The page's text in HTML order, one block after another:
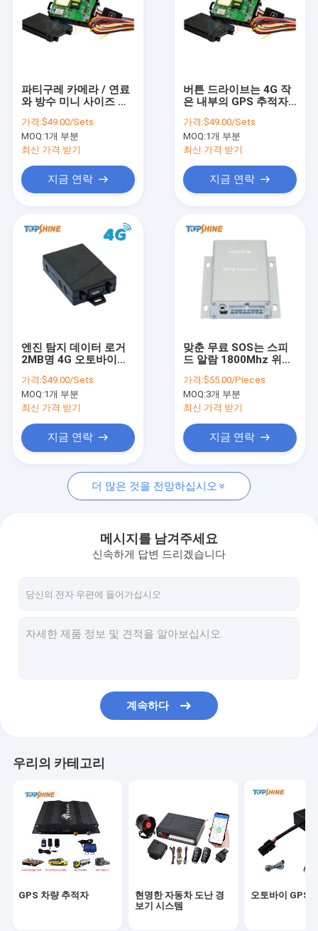
비디오
우리 에 관한 것
저희와 연락
뉴스
인용 을 요청 하십시오
현명한 자동차 도난 경보기 시스템
오토바이 GPS 추적자
GPS 추적자 부속물
GPS 차량 추적
GPS 자동차 추적
에아이크 GPS 추적자
전기 자전거 제어기
파티구레 카메라 / 연료
와 방수 미니 사이즈 차
추적자 4G명
가격:$49.00/Sets
MOQ:1개 부분
최신 가격 받기
지금 연락
버튼 드라이브는 4G 작
은 내부의 GPS 추적자
합니다
가격:$49.00/Sets
MOQ:1개 부분
최신 가격 받기
지금 연락
엔진 탐지 데이터 로거
2MB명 4G 오토바이
가격:$49.00/Sets
MOQ:1개 부분
최신 가격 받기
지금 연락
맞춘 무료 SOS는 스피
드 알람 1800Mhz 위에
엔진을 설치합니다
가격:$55.00/Pieces
MOQ:3개 부분
최신 가격 받기
지금 연락
더 많은 것을 전망하십시오
메시지를 남겨주세요
신속하게 답변 드리겠습니다
계속하다
우리의 카테고리
GPS 차량 추적자
현명한 자동차 도난 경
보기 시스템
오토바이 GPS